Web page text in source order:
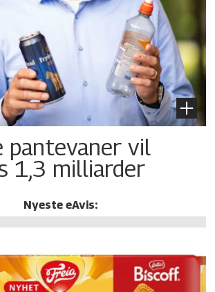
pantevaner vil
1,3 milliarder
Nyeste eAvis: